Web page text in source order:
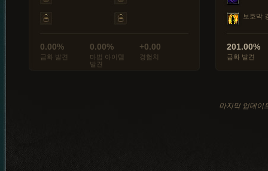
0.00%
금화 발견
0.00%
마법 아이템
발견
+0.00
경험치
보호막
201.00%
금화 발견
마지막 업데이